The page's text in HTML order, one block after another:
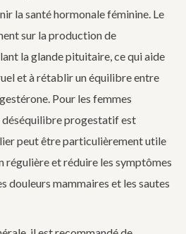
la santé hormonale féminine. Le
sur la production de
la glande pituitaire, ce qui aide
et à rétablir un équilibre entre
Pour les femmes
déséquilibre progestatif est
peut être particulièrement utile
régulière et réduire les symptômes
douleurs mammaires et les sautes